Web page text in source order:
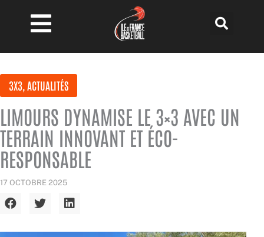
contenu
3X3, ACTUALITÉS
LIMOURS DYNAMISE LE 3×3 AVEC UN
TERRAIN INNOVANT ET ÉCO-
RESPONSABLE
17 OCTOBRE 2025